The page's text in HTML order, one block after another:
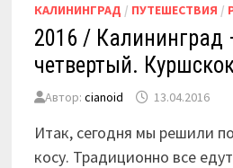
КАЛИНИНГРАД / ПУТЕШЕСТВИЯ /
2016 / Калининград
четвертый.
Автор: cianoid 13.04.2016
Итак, сегодня мы решили
косу. Традиционно все